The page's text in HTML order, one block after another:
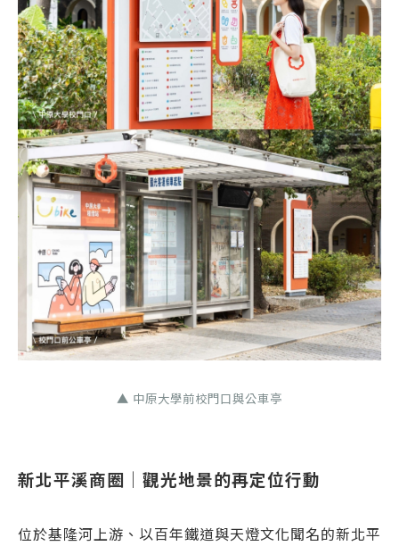
▲ 中原大學前校門口與公車亭
新北平溪商圈｜觀光地景的再定位行動
位於基隆河上游、以百年鐵道與天燈文化聞名的新北平